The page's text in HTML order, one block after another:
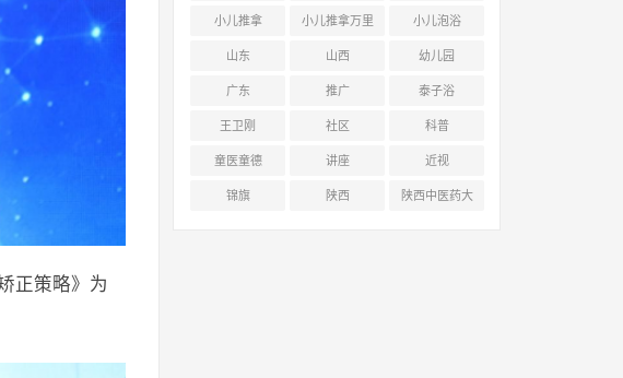
正策略》为
小儿推拿 小儿推拿万里
行
小儿泡浴
山东 山西 幼儿园
广东 推广 泰子浴
王卫刚 社区 科普
童医童德 讲座 近视
锦旗 陕西 陕西中医药大